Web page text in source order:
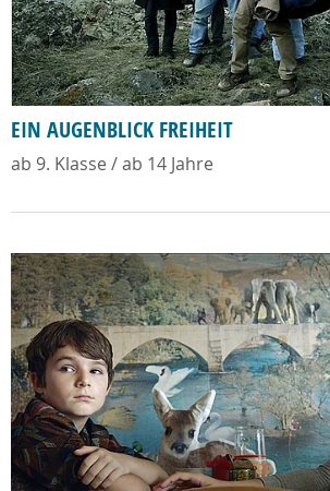
EIN AUGENBLICK FREIHEIT
ab 9. Klasse / ab 14 Jahre